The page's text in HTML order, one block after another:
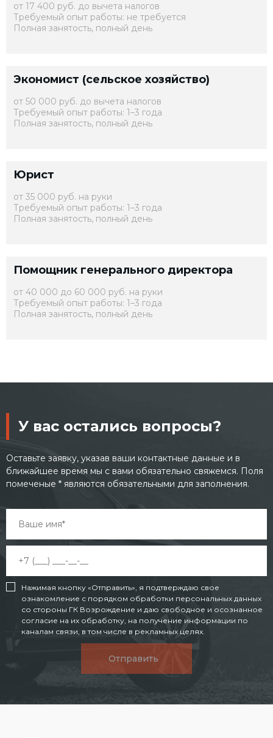
от 17 400 руб. до вычета налогов
Требуемый опыт работы: не требуется
Полная занятость, полный день
Экономист (сельское хозяйство)
от 50 000 руб. до вычета налогов
Требуемый опыт работы: 1–3 года
Полная занятость, полный день
Юрист
от 35 000 руб. на руки
Требуемый опыт работы: 1–3 года
Полная занятость, полный день
Помощник генерального директора
от 40 000 до 60 000 руб. на руки
Требуемый опыт работы: 1–3 года
Полная занятость, полный день
У вас остались вопросы?
Оставьте заявку, указав ваши контактные данные и в
ближайшее время мы с вами обязательно свяжемся. Поля
помеченые * являются обязательными для заполнения.
Нажимая кнопку «Отправить», я подтверждаю свое
ознакомление с порядком обработки персональных данных
со стороны ГК Возрождение и даю свободное и осознанное
согласие на их обработку, на получение информации по
каналам связи, в том числе в рекламных целях.
Отправить